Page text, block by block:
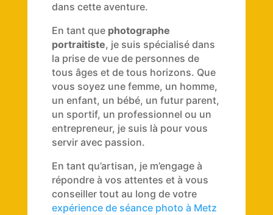
dans cette aventure.
En tant que photographe
portraitiste, je suis spécialisé dans
la prise de vue depersonnes de
tous âges et de tous horizons. Que
vous soyez une femme, un homme,
un enfant, un bébé, un futur parent,
un sportif, un professionnel ou un
entrepreneur, je suis là pour vous
servir avec passion.
En tant qu’artisan, je m’engage à
répondre à vos attentes et à vous
conseiller tout au long de votre
expérience de séance photo à Metz